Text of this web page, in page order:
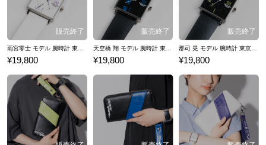
¥19,800
天空橋 翔 モデル 腕時計 東京エイリアンズ
¥19,800 ¥19,800